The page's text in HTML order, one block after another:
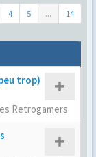
4 5 ... 14
trop)
Retrogamers